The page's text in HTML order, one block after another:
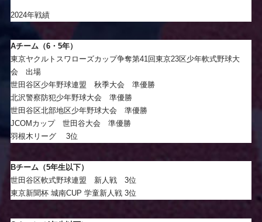
2024年戦績
Aチーム（6・5年）
東京ヤクルトスワローズカップ争奪第41回東京23区少年軟式野球大
会 出場
世田谷区少年野球連盟 秋季大会 準優勝
北沢警察防犯少年野球大会 準優勝
世田谷区北部地区少年野球大会 準優勝
JCOMカップ 世田谷大会 準優勝
羽根木リーグ 3位
Bチーム（5年生以下）
世田谷区軟式野球連盟 新人戦 3位
東京新聞杯 城南CUP 学童新人戦 3位